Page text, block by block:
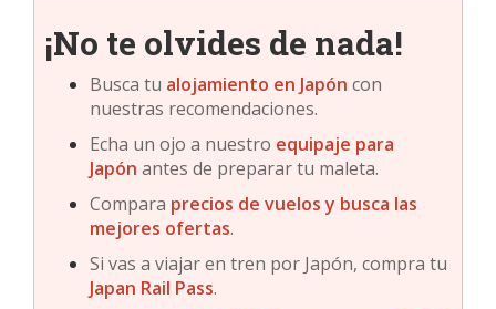
¡No te olvides de nada!
Busca tu alojamiento en Japón con
nuestras recomendaciones.
Echa un ojo a nuestro equipaje para
Japón antes de preparar tu maleta.
Compara precios de vuelos y busca las
mejores ofertas.
Si vas a viajar en tren por Japón, compra tu
Japan Rail Pass.